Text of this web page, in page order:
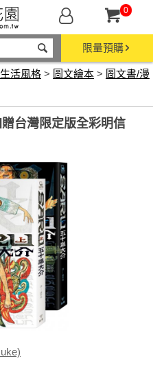
0
限量預購
生活風格 > 圖文繪本 > 圖文書/漫
台灣限定版全彩明信